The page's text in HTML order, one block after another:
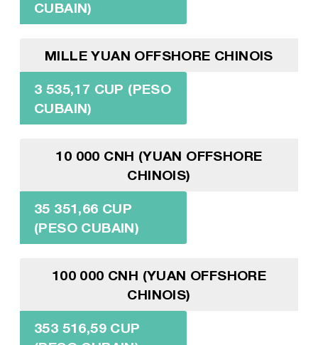
CUBAIN)
MILLE YUAN OFFSHORE CHINOIS
3 535,17 CUP (PESO
CUBAIN)
10 000 CNH (YUAN OFFSHORE
CHINOIS)
35 351,66 CUP
(PESO CUBAIN)
100 000 CNH (YUAN OFFSHORE
CHINOIS)
353 516,59 CUP